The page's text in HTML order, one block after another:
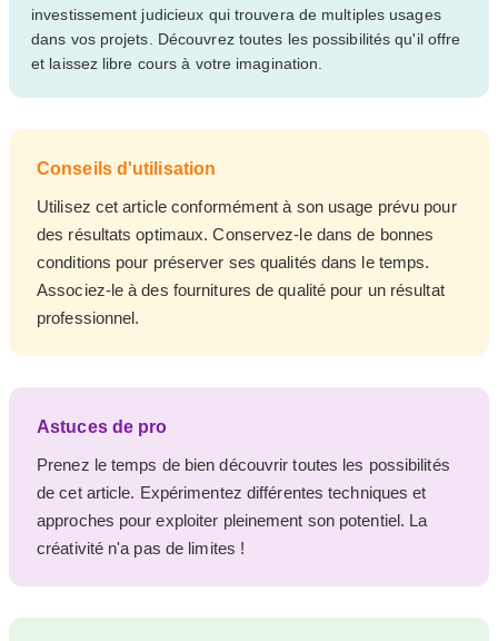
investissement judicieux qui trouvera de multiples usages
dans vos projets. Découvrez toutes les possibilités qu'il offre
et laissez libre cours à votre imagination.
Conseils d'utilisation
Utilisez cet article conformément à son usage prévu pour
des résultats optimaux. Conservez-le dans de bonnes
conditions pour préserver ses qualités dans le temps.
Associez-le à des fournitures de qualité pour un résultat
professionnel.
Astuces de pro
Prenez le temps de bien découvrir toutes les possibilités
de cet article. Expérimentez différentes techniques et
approches pour exploiter pleinement son potentiel. La
créativité n'a pas de limites !